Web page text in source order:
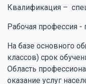
Квалификация –
Рабочая профессия -
На базе основного
классов) срок
Область
оказание услуг